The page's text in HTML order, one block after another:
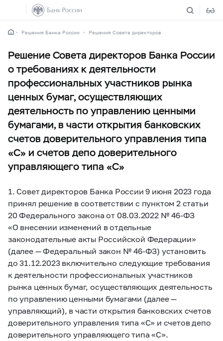
Решения Банка России Решения Совета директоров
Решение Совета директоров Банка России
о требованиях к деятельности
профессиональных участников рынка
ценных бумаг, осуществляющих
деятельность по управлению ценными
бумагами, в части открытия банковских
счетов доверительного управления типа
«С» и счетов депо доверительного
управляющего типа «С»
1. Совет директоров Банка России 9 июня 2023 года
принял решение в соответствии с пунктом 2 статьи
20 Федерального закона от 08.03.2022 №46-ФЗ
«О внесении изменений в отдельные
законодательные акты Российской Федерации»
(далее — Федеральный закон №46-ФЗ) установить
до 31.12.2023 включительно следующие требования
к деятельности профессиональных участников
рынка ценных бумаг, осуществляющих деятельность
по управлению ценными бумагами (далее —
управляющий), в части открытия банковских счетов
доверительного управления типа «С» и счетов депо
доверительного управляющего типа «С».